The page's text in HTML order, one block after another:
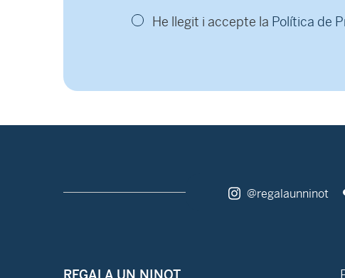
He llegit i accepte la Política de
@regalaunninot